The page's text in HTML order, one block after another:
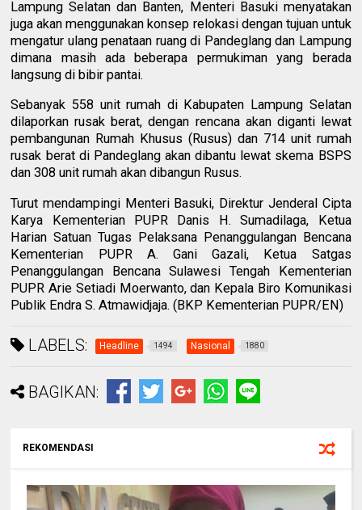
Lampung Selatan dan Banten, Menteri Basuki menyatakan
juga akan menggunakan konsep relokasi dengan tujuan untuk
mengatur ulang penataan ruang di Pandeglang dan Lampung
dimana masih ada beberapa permukiman yang berada
langsung di bibir pantai.
Sebanyak 558 unit rumah di Kabupaten Lampung Selatan
dilaporkan rusak berat, dengan rencana akan diganti lewat
pembangunan Rumah Khusus (Rusus) dan 714 unit rumah
rusak berat di Pandeglang akan dibantu lewat skema BSPS
dan 308 unit rumah akan dibangun Rusus.
Turut mendampingi Menteri Basuki, Direktur Jenderal Cipta
Karya Kementerian PUPR Danis H. Sumadilaga, Ketua
Harian Satuan Tugas Pelaksana Penanggulangan Bencana
Kementerian PUPR A. Gani Gazali, Ketua Satgas
Penanggulangan Bencana Sulawesi Tengah Kementerian
PUPR Arie Setiadi Moerwanto, dan Kepala Biro Komunikasi
Publik Endra S. Atmawidjaja. (BKP Kementerian PUPR/EN)
LABELS: Headline 1494 Nasional 1880
BAGIKAN:
REKOMENDASI